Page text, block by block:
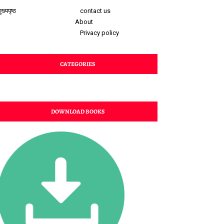
contact us
About
Privacy policy
CATEGORIES
DOWNLOAD BOOKS